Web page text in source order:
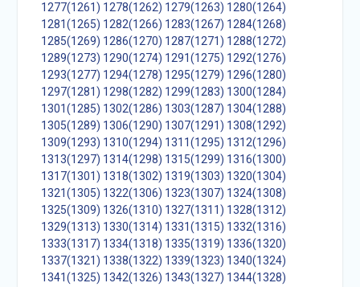
1277(1261) 1278(1262) 1279(1263) 1280(1264)
1281(1265) 1282(1266) 1283(1267) 1284(1268)
1285(1269) 1286(1270) 1287(1271) 1288(1272)
1289(1273) 1290(1274) 1291(1275) 1292(1276)
1293(1277) 1294(1278) 1295(1279) 1296(1280)
1297(1281) 1298(1282) 1299(1283) 1300(1284)
1301(1285) 1302(1286) 1303(1287) 1304(1288)
1305(1289) 1306(1290) 1307(1291) 1308(1292)
1309(1293) 1310(1294) 1311(1295) 1312(1296)
1313(1297) 1314(1298) 1315(1299) 1316(1300)
1317(1301) 1318(1302) 1319(1303) 1320(1304)
1321(1305) 1322(1306) 1323(1307) 1324(1308)
1325(1309) 1326(1310) 1327(1311) 1328(1312)
1329(1313) 1330(1314) 1331(1315) 1332(1316)
1333(1317) 1334(1318) 1335(1319) 1336(1320)
1337(1321) 1338(1322) 1339(1323) 1340(1324)
1341(1325) 1342(1326) 1343(1327) 1344(1328)